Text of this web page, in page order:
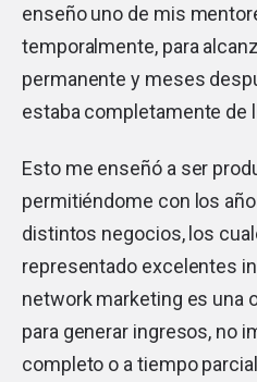
enseño uno de mis
temporalmente, para
permanente y meses
estaba completamente de
Esto me enseñó a ser
permitiéndome con los
distintos negocios, los
representado excelentes
network marketing es una
para generar ingresos, no
completo o a tiempo